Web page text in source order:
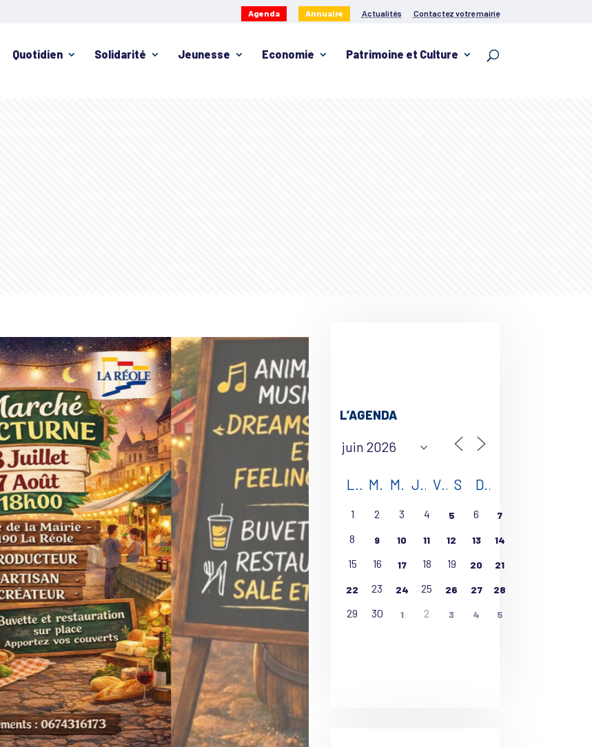
Agenda Annuaire Actualités Contactez votre mairie
Quotidien Solidarité Jeunesse Economie Patrimoine et Culture
L’AGENDA
M V S D
1 2 3 4 5 6 7
8 9 10 11 12 13 14
15 16 17 18 19 20 21
22 23 24 25 26 27 28
29 30 1 2 3 4 5